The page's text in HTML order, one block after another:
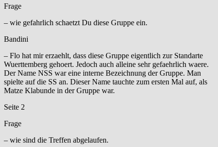
Frage
– wie gefahrlich schaetzt Du diese Gruppe ein.
Bandini
– Flo hat mir erzaehlt, dass diese Gruppe eigentlich zur Standarte
Wuerttemberg gehoert. Jedoch auch alleine sehr gefaehrlich waere.
Der Name NSS war eine interne Bezeichnung der Gruppe. Man
spielte auf die SS an. Dieser Name tauchte zum ersten Mal auf, als
Matze Klabunde in der Gruppe war.
Seite 2
Frage
– wie sind die Treffen abgelaufen.